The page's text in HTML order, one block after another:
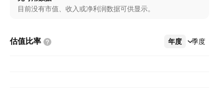
目前没有市值、收入或净利润数据可供显示。
估值比率 年度 季度
更多